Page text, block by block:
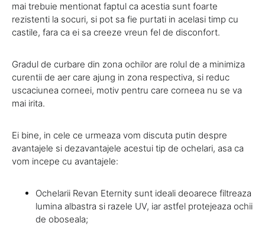
mai trebuie mentionat faptul ca acestia sunt foarte
rezistenti la socuri, si pot sa fie purtati in acelasi timp cu
castile, fara ca ei sa creeze vreun fel de disconfort.
Gradul de curbare din zona ochilor are rolul de a minimiza
curentii de aer care ajung in zona respectiva, si reduc
uscaciunea corneei, motiv pentru care corneea nu se va
mai irita.
Ei bine, in cele ce urmeaza vom discuta putin despre
avantajele si dezavantajele acestui tip de ochelari, asa ca
vom incepe cu avantajele:
Ochelarii Revan Eternity sunt ideali deoarece filtreaza
lumina albastra si razele UV, iar astfel protejeaza ochii
de oboseala;